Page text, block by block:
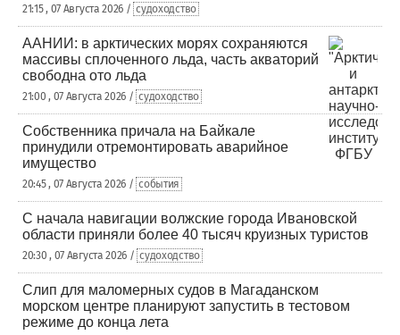
21:15 , 07 Августа 2026 / судоходство
ААНИИ: в арктических морях сохраняются
массивы сплоченного льда, часть акваторий
свободна ото льда
21:00 , 07 Августа 2026 / судоходство
Собственника причала на Байкале
принудили отремонтировать аварийное
имущество
20:45 , 07 Августа 2026 / события
С начала навигации волжские города Ивановской
области приняли более 40 тысяч круизных туристов
20:30 , 07 Августа 2026 / судоходство
Слип для маломерных судов в Магаданском
морском центре планируют запустить в тестовом
режиме до конца лета